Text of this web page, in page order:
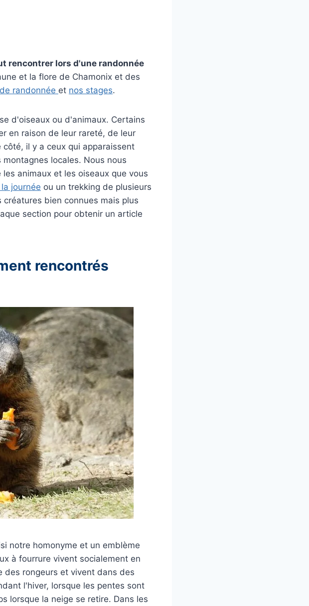
rencontrer lors d'une randonnée
et la flore de Chamonix et des
randonnée et nos stages.
d'oiseaux ou d'animaux. Certains
en raison de leur rareté, de leur
il y a ceux qui apparaissent
locales. Nous nous
animaux et les oiseaux que vous
journée ou un trekking de plusieurs
bien connues mais plus
section pour obtenir un article
rencontrés
notre homonyme et un emblème
à fourrure vivent socialement en
des rongeurs et vivent dans des
l'hiver, lorsque les pentes sont
lorsque la neige se retire. Dans les